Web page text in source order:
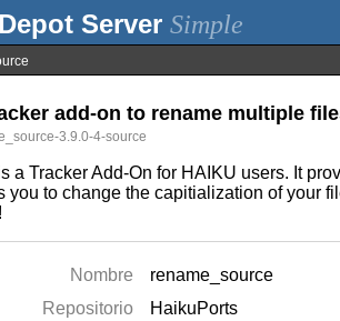
Simple
add-on to rename multiple
3.9.0-4-source
a Tracker Add-On for HAIKU users. It
you to change the capitialization of your
Nombre
rename_source
Repositorio
HaikuPorts